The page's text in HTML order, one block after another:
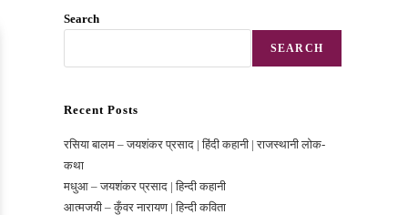
Search
SEARCH
Recent Posts
रसिया बालम – जयशंकर प्रसाद | हिंदी कहानी | राजस्‍थानी लोक-
कथा
मधुआ – जयशंकर प्रसाद | हिन्दी कहानी
आत्मजयी – कुँवर नारायण | हिन्दी कविता